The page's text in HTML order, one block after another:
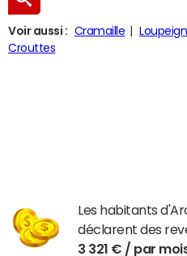
Voir aussi : Cramaille
Crouttes
Les habitants
déclarent des
3 321 € / par